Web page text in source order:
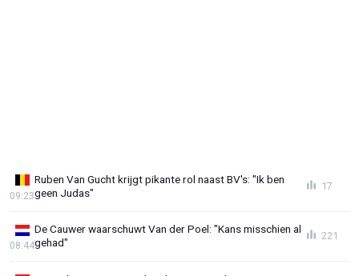
Ruben Van Gucht krijgt pikante rol naast BV's: "Ik ben
geen Judas"
09:23
17
De Cauwer waarschuwt Van der Poel: "Kans misschien al
gehad"
08:44
221